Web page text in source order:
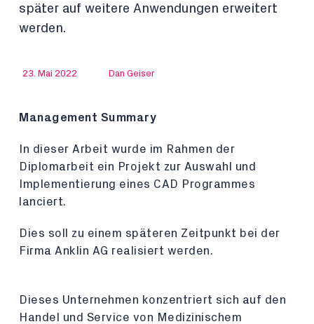
später auf weitere Anwendungen erweitert
werden.
23. Mai 2022 Dan Geiser
Management Summary
In dieser Arbeit wurde im Rahmen der
Diplomarbeit ein Projekt zur Auswahl und
Implementierung eines CAD Programmes
lanciert.
Dies soll zu einem späteren Zeitpunkt bei der
Firma Anklin AG realisiert werden.
Dieses Unternehmen konzentriert sich auf den
Handel und Service von Medizinischem